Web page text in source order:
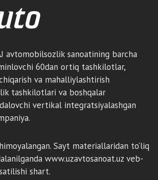
avtomobilsozlik sanoatining barcha
60dan ortiq tashkilotlar,
va mahalliylashtirish
tashkilotlari va boshqalar
vertikal integratsiyalashgan
Sayt materiallaridan to‘liq
www.uzavtosanoat.uz veb-
shart.